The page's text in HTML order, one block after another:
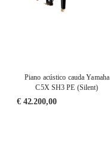
Piano acústico cauda Yamaha
C5X SH3 PE (Silent)
€42.200,00